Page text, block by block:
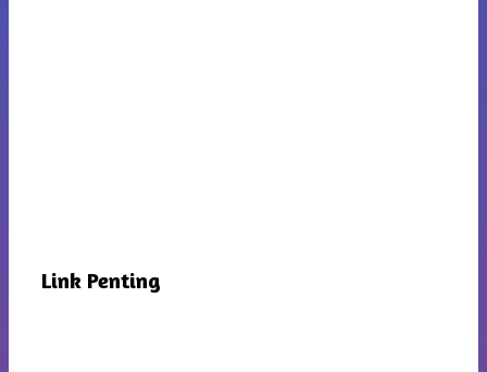
Link Penting